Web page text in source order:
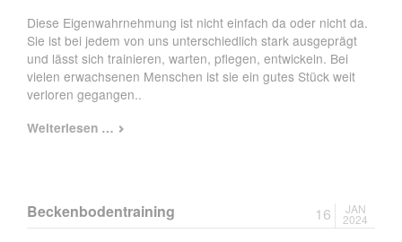
Diese Eigenwahrnehmung ist nicht einfach da oder nicht da.
Sie ist bei jedem von uns unterschiedlich stark ausgeprägt
und lässt sich trainieren, warten, pflegen, entwickeln. Bei
vielen erwachsenen Menschen ist sie ein gutes Stück weit
verloren gegangen..
Weiterlesen …Rolf
Beckenbodentraining 16 JAN
2024